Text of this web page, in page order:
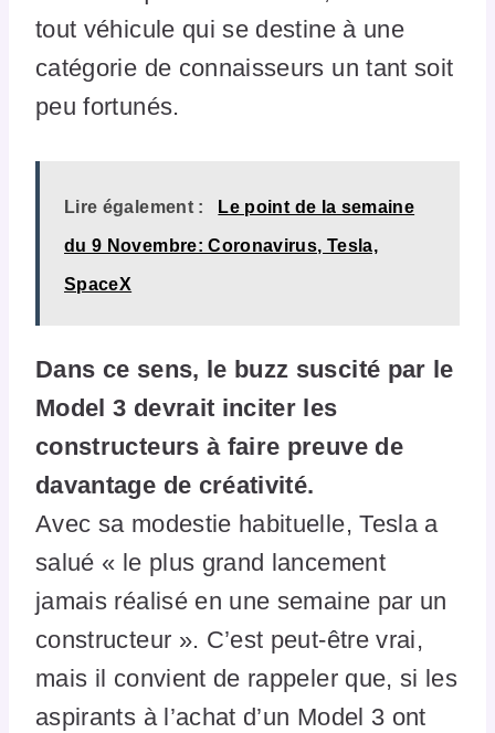
tout véhicule qui se destine à une
catégorie de connaisseurs un tant soit
peu fortunés.
Lire également : Le point de la semaine
du 9 Novembre: Coronavirus, Tesla,
SpaceX
Dans ce sens, le buzz suscité par le
Model 3 devrait inciter les
constructeurs à faire preuve de
davantage de créativité.
Avec sa modestie habituelle, Tesla a
salué « le plus grand lancement
jamais réalisé en une semaine par un
constructeur ». C’est peut-être vrai,
mais il convient de rappeler que, si les
aspirants à l’achat d’un Model 3 ont